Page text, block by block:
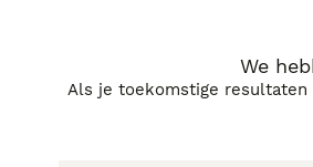
We
Als je toekomstige resultaten